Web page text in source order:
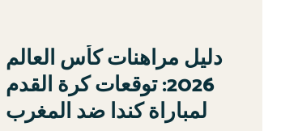
دليل مراهنات كأس العالم
2026: توقعات كرة القدم
لمباراة كندا ضد المغرب